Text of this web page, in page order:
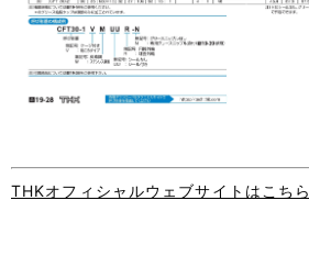
THKオフィシャルウェブサイトはこちら